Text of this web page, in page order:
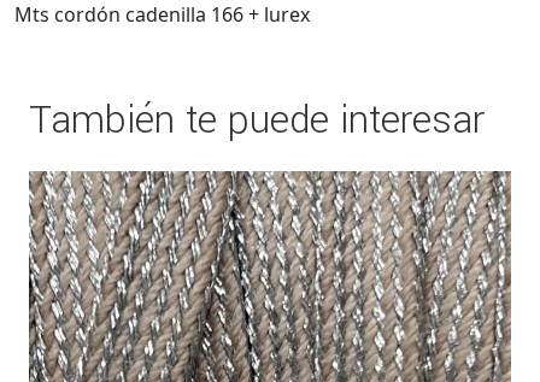
Mts cordón cadenilla 166 + lurex
También te puede interesar